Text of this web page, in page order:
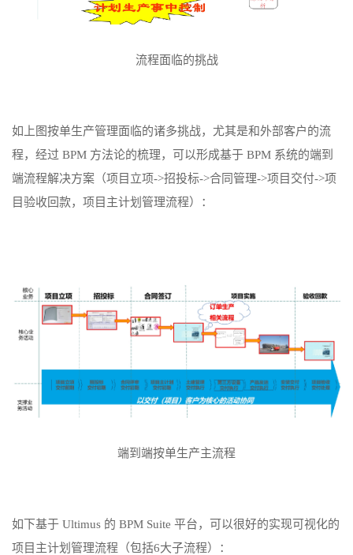
流程面临的挑战
如上图按单生产管理面临的诸多挑战，尤其是和外部客户的流
程，经过 BPM 方法论的梳理，可以形成基于 BPM 系统的端到
端流程解决方案（项目立项->招投标->合同管理->项目交付->项
目验收回款，项目主计划管理流程）：
端到端按单生产主流程
如下基于 Ultimus 的 BPM Suite 平台，可以很好的实现可视化的
项目主计划管理流程（包括6大子流程）：